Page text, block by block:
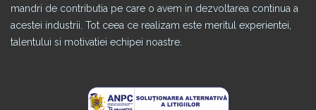
mandri de contributia pe care o avem in dezvoltarea continua a
acestei industrii. Tot ceea ce realizam este meritul experientei,
talentului si motivatiei echipei noastre.